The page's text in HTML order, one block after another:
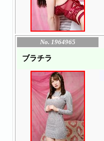
No. 1964965
ブラチラ